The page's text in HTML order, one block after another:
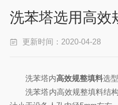
洗苯塔选用高效
更新时间：2020-04-28
洗苯塔内高效规整填料选
洗苯塔内高效规整填料结构